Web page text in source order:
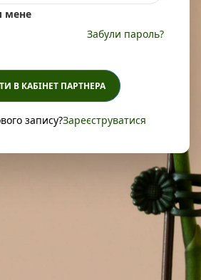
мене
Забули пароль?
В КАБІНЕТ ПАРТНЕРА
запису?Зареєструватися